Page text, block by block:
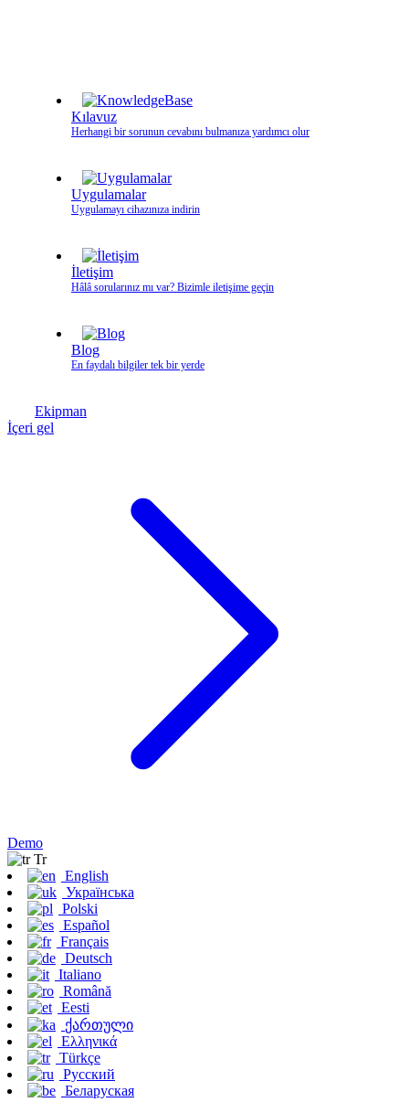
Kılavuz
Herhangi bir sorunun cevabını bulmanıza yardımcı olur
Uygulamalar
Uygulamayı cihazınıza indirin
İletişim
Hâlâ sorularınız mı var? Bizimle iletişime geçin
Blog
En faydalı bilgiler tek bir yerde
Ekipman
İçeri gel
Demo
Tr
English
Українська
Polski
Español
Français
Deutsch
Italiano
Română
Eesti
ქართული
Ελληνικά
Türkçe
Русский
Беларуская